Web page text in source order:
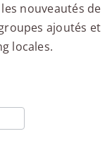
nouveautés de
ajoutés et
locales.